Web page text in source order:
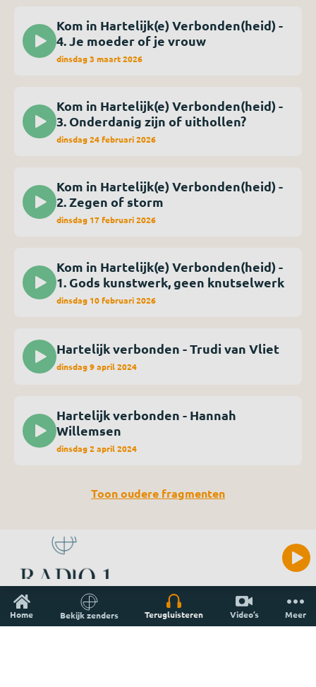
Home Bekijk zenders Terugluisteren Video’s Meer
Kom in Hartelijk(e) Verbonden(heid) -
4. Je moeder of je vrouw
dinsdag 3 maart 2026
Kom in Hartelijk(e) Verbonden(heid) -
3. Onderdanig zijn of uithollen?
dinsdag 24 februari 2026
Kom in Hartelijk(e) Verbonden(heid) -
2. Zegen of storm
dinsdag 17 februari 2026
Kom in Hartelijk(e) Verbonden(heid) -
1. Gods kunstwerk, geen knutselwerk
dinsdag 10 februari 2026
Hartelijk verbonden - Trudi van Vliet
dinsdag 9 april 2024
Hartelijk verbonden - Hannah
Willemsen
dinsdag 2 april 2024
Toon oudere fragmenten